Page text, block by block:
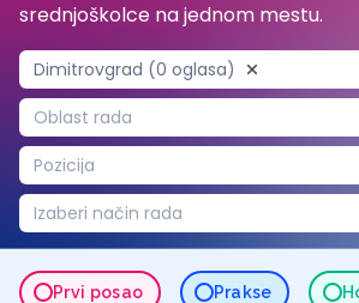
srednjoškolce na jednom mestu.
Dimitrovgrad (0 oglasa)
Oblast rada
Pozicija
Izaberi način rada
Prvi posao Prakse